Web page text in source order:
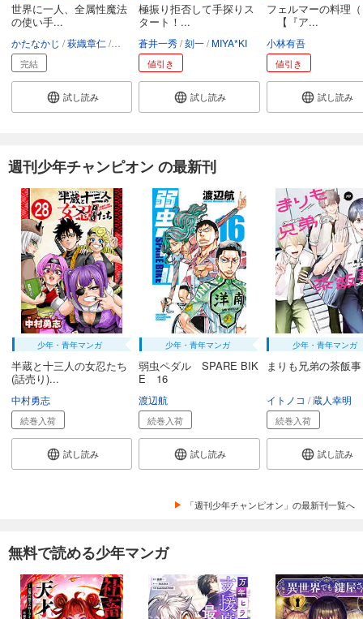
試し読み
あらすじを表示する
弱虫ペダル 69
649円 (税込)
カート
弱虫ペダル 70
649円 (税込)
カート
試し読み
あらすじを表示する
弱虫ペダル 71
649円 (税込)
カート
試し読み
あらすじを表示する
弱虫ペダル 72
カート
649円 (税込)
試し読み
あらすじを表示する
世界に一人、全属性魔法
の使い手...
かたなかじ 萩織章仁 山田こたろ
完結
試し読み
極振り拒否して手探りス
タート！...
蒼井一秀 刻一 MIYA*KI
値引き
試し読み
フェルマーの料理
【『ア...
小林有吾
値引き
試し読み
週刊少年チャンピオン の最新刊
少年・青年マンガ
半蔵と十三人の女忍たち
(話売り)...
中村勇志
続巻入荷
試し読み
少年・青年マンガ
弱虫ペダル SPARE BIK
E 16
渡辺航
続巻入荷
試し読み
少年・青年マンガ
まりも兄弟の茶飯
イトノコ 蔵人幸明
続巻入荷
試し読み
「週刊少年チャンピオン」の最新刊一覧へ
無料で読める少年マンガ